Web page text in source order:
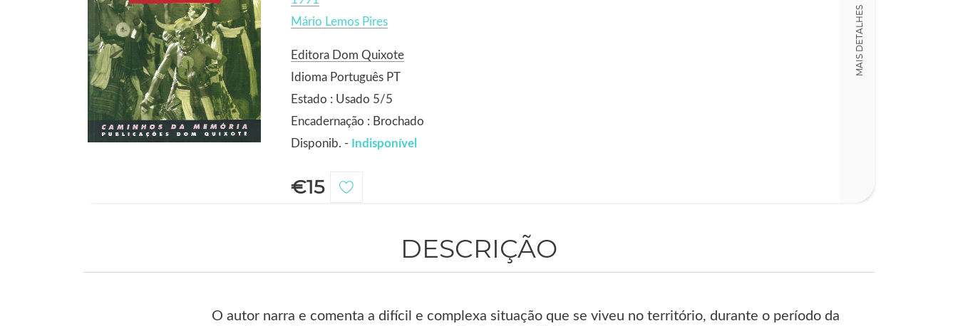
Mário Lemos Pires
Editora Dom Quixote
Idioma Português PT
Estado : Usado 5/5
Encadernação : Brochado
Disponib. - Indisponível
€15
MAIS DETALHES
DESCRIÇÃO
O autor narra e comenta a difícil e complexa situação que se viveu no território, durante o período da